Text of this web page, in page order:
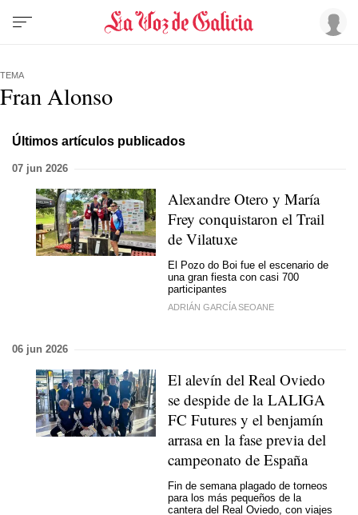
TEMA
Fran Alonso
Últimos artículos publicados
07 jun 2026
Alexandre Otero y María
Frey conquistaron el Trail
de Vilatuxe
El Pozo do Boi fue el escenario de
una gran fiesta con casi 700
participantes
ADRIÁN GARCÍA SEOANE
06 jun 2026
El alevín del Real Oviedo
se despide de la LALIGA
FC Futures y el benjamín
arrasa en la fase previa del
campeonato de España
Fin de semana plagado de torneos
para los más pequeños de la
cantera del Real Oviedo, con viajes